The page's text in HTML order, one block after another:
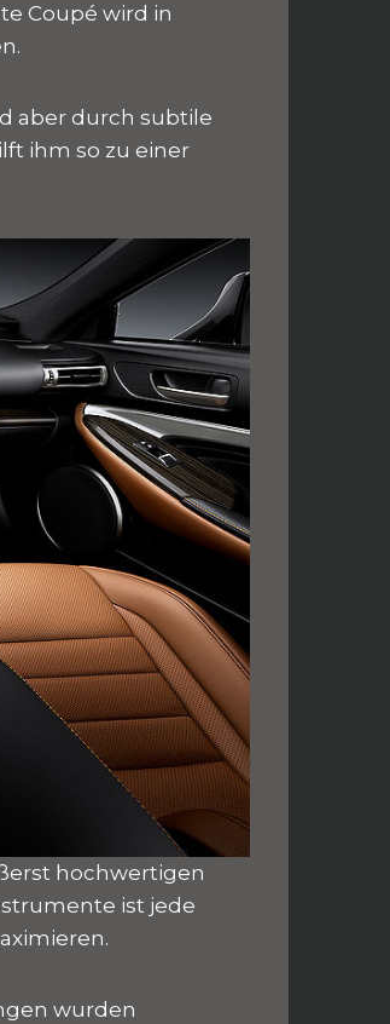
Coupé wird in
aber durch subtile
ihm so zu einer
hochwertigen
ist jede
wurden